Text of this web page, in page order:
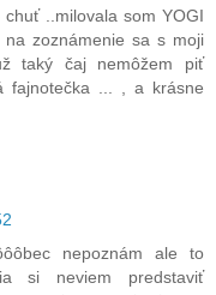
..milovala som YOGI
zoznámenie sa s moji
taký čaj nemôžem piť
fajnotečka ... , a krásne
nepoznám ale to
si neviem predstaviť